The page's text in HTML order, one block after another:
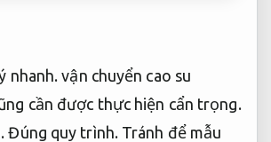
nhanh. vận chuyển cao su
cần được thực hiện cẩn trọng.
Đúng quy trình. Tránh để mẫu